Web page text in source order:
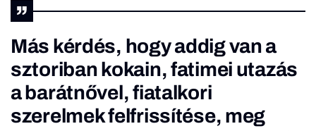
Más kérdés, hogy addig van a
sztoriban kokain, fatimei utazás
a barátnővel, fiatalkori
szerelmek felfrissítése, meg